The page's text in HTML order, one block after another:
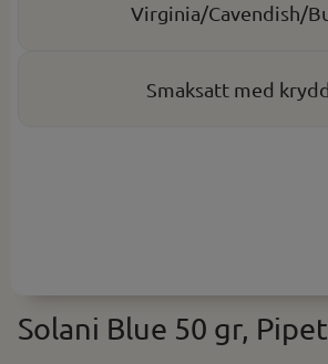
Virginia/Cavendish/
Smaksatt med
Solani Blue 50 gr,